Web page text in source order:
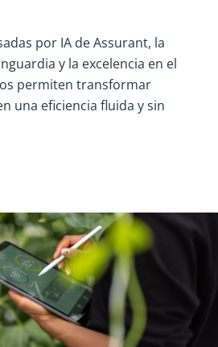
por IA de Assurant, la
y la excelencia en el
permiten transformar
una eficiencia fluida y sin